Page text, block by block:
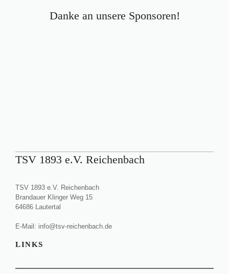
Danke an unsere Sponsoren!
TSV 1893 e.V. Reichenbach
TSV 1893 e.V. Reichenbach
Brandauer Klinger Weg 15
64686 Lautertal
E-Mail: info@tsv-reichenbach.de
LINKS